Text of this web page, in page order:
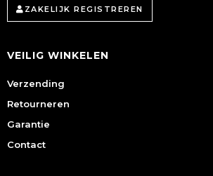
ZAKELIJK REGISTREREN
VEILIG WINKELEN
Verzending
Retourneren
Garantie
Contact